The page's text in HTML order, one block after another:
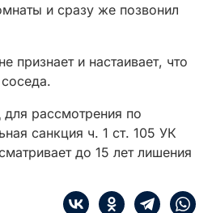
и сразу же позвонил
признает и настаивает, что
рассмотрения по
санкция ч. 1 ст. 105 УК
до 15 лет лишения